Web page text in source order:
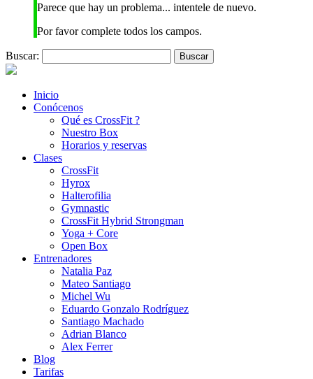
Parece que hay un problema... intentele de nuevo.
Por favor complete todos los campos.
Buscar:
Inicio
Conócenos
Qué es CrossFit ?
Nuestro Box
Horarios y reservas
Clases
CrossFit
Hyrox
Halterofilia
Gymnastic
CrossFit Hybrid Strongman
Yoga + Core
Open Box
Entrenadores
Natalia Paz
Mateo Santiago
Michel Wu
Eduardo Gonzalo Rodríguez
Santiago Machado
Adrian Blanco
Alex Ferrer
Blog
Tarifas